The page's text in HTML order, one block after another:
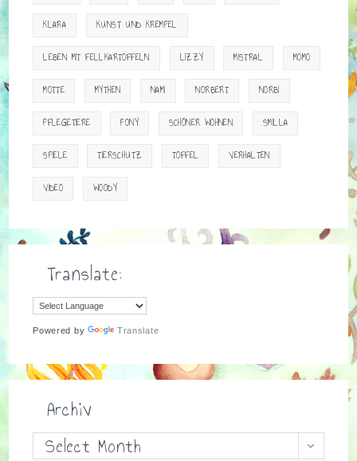
KLARA KUNST UND KREMPEL
LEBEN MIT FELLKARTOFFELN LIZZY MISTRAL MOMO
MOTTE MYTHEN NAMI NORBERT NORBI
PFLEGETIERE PONY SCHÖNER WOHNEN SMILLA
SPIELE TIERSCHUTZ TOFFEL VERHALTEN
VIDEO WOODY
Translate:
Powered by Translate
Archiv
ArchivSelect Month